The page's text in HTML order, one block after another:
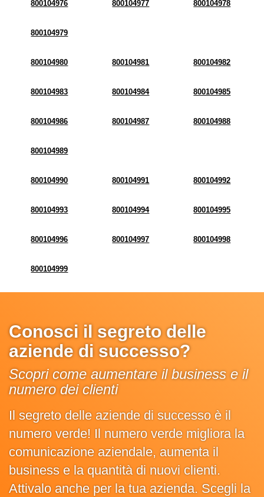
800104976 800104977 800104978
800104979
800104980 800104981 800104982
800104983 800104984 800104985
800104986 800104987 800104988
800104989
800104990 800104991 800104992
800104993 800104994 800104995
800104996 800104997 800104998
800104999
Conosci il segreto delle
aziende di successo?
Scopri come aumentare il business e il
numero dei clienti
Il segreto delle aziende di successo è il
numero verde! Il numero verde migliora la
comunicazione aziendale, aumenta il
business e la quantità di nuovi clienti.
Attivalo anche per la tua azienda. Scegli la